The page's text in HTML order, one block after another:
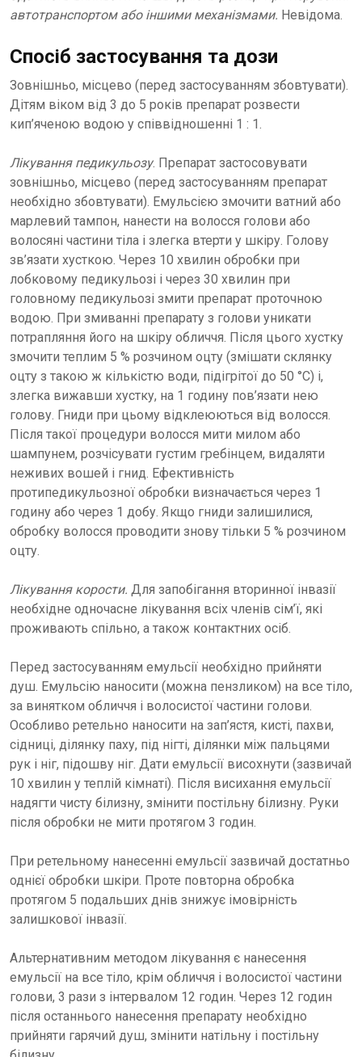
автотранспортом або іншими механізмами. Невідома.
Спосіб застосування та дози
Зовнішньо, місцево (перед застосуванням збовтувати).
Дітям віком від 3 до 5 років препарат розвести
кип’яченою водою у співвідношенні 1 : 1.
Лікування педикульозу. Препарат застосовувати
зовнішньо, місцево (перед застосуванням препарат
необхідно збовтувати). Емульсією змочити ватний або
марлевий тампон, нанести на волосся голови або
волосяні частини тіла і злегка втерти у шкіру. Голову
зв’язати хусткою. Через 10 хвилин обробки при
лобковому педикульозі і через 30 хвилин при
головному педикульозі змити препарат проточною
водою. При змиванні препарату з голови уникати
потрапляння його на шкіру обличчя. Після цього хустку
змочити теплим 5 % розчином оцту (змішати склянку
оцту з такою ж кількістю води, підігрітої до 50 °С) і,
злегка вижавши хустку, на 1 годину пов’язати нею
голову. Гниди при цьому відклеюються від волосся.
Після такої процедури волосся мити милом або
шампунем, розчісувати густим гребінцем, видаляти
неживих вошей і гнид. Ефективність
протипедикульозної обробки визначається через 1
годину або через 1 добу. Якщо гниди залишилися,
обробку волосся проводити знову тільки 5 % розчином
оцту.
Лікування корости. Для запобігання вторинної інвазії
необхідне одночасне лікування всіх членів сім’ї, які
проживають спільно, а також контактних осіб.
Перед застосуванням емульсії необхідно прийняти
душ. Емульсію наносити (можна пензликом) на все тіло,
за винятком обличчя і волосистої частини голови.
Особливо ретельно наносити на зап’ястя, кисті, пахви,
сідниці, ділянку паху, під нігті, ділянки між пальцями
рук і ніг, підошву ніг. Дати емульсії висохнути (зазвичай
10 хвилин у теплій кімнаті). Після висихання емульсії
надягти чисту білизну, змінити постільну білизну. Руки
після обробки не мити протягом 3 годин.
При ретельному нанесенні емульсії зазвичай достатньо
однієї обробки шкіри. Проте повторна обробка
протягом 5 подальших днів знижує імовірність
залишкової інвазії.
Альтернативним методом лікування є нанесення
емульсії на все тіло, крім обличчя і волосистої частини
голови, 3 рази з інтервалом 12 годин. Через 12 годин
після останнього нанесення препарату необхідно
прийняти гарячий душ, змінити натільну і постільну